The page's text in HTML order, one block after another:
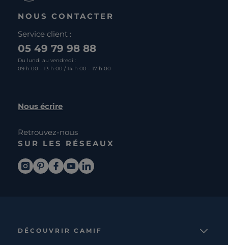
NOUS CONTACTER
Service client :
05 49 79 98 88
Du lundi au vendredi :
09 h 00 – 13 h 00 / 14 h 00 – 17 h 00
Nous écrire
Retrouvez-nous
SUR LES RÉSEAUX
DÉCOUVRIR CAMIF